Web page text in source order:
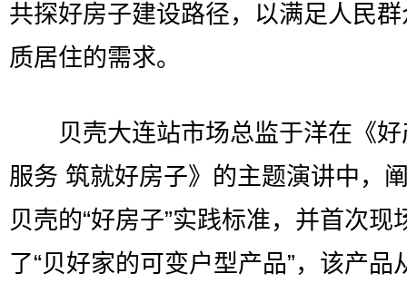
共探好房子建设路径，以满足人民
质居住的需求。
贝壳大连站市场总监于洋在《好
服务 筑就好房子》的主题演讲中，
贝壳的“好房子”实践标准，并首次现
了“贝好家的可变户型产品”，该产品